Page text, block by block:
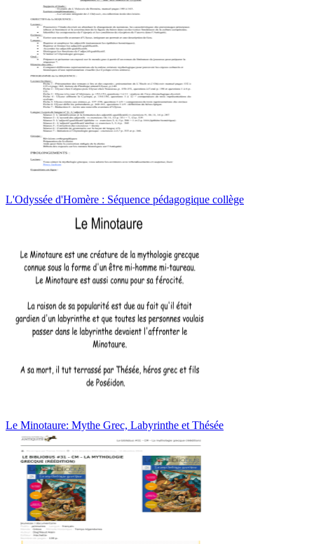
L'Odyssée d'Homère : Séquence pédagogique collège
Le Minotaure: Mythe Grec, Labyrinthe et Thésée